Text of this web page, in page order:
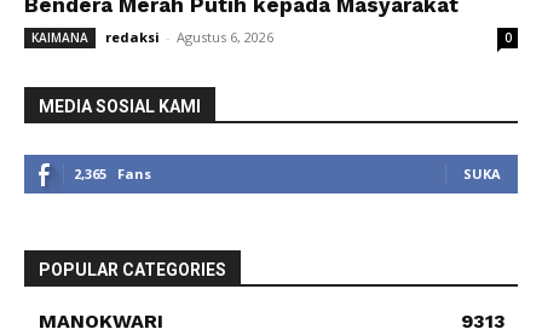
KAIMANA redaksi - Agustus 6, 2026 0
MEDIA SOSIAL KAMI
2,365 Fans SUKA
POPULAR CATEGORIES
MANOKWARI
9313